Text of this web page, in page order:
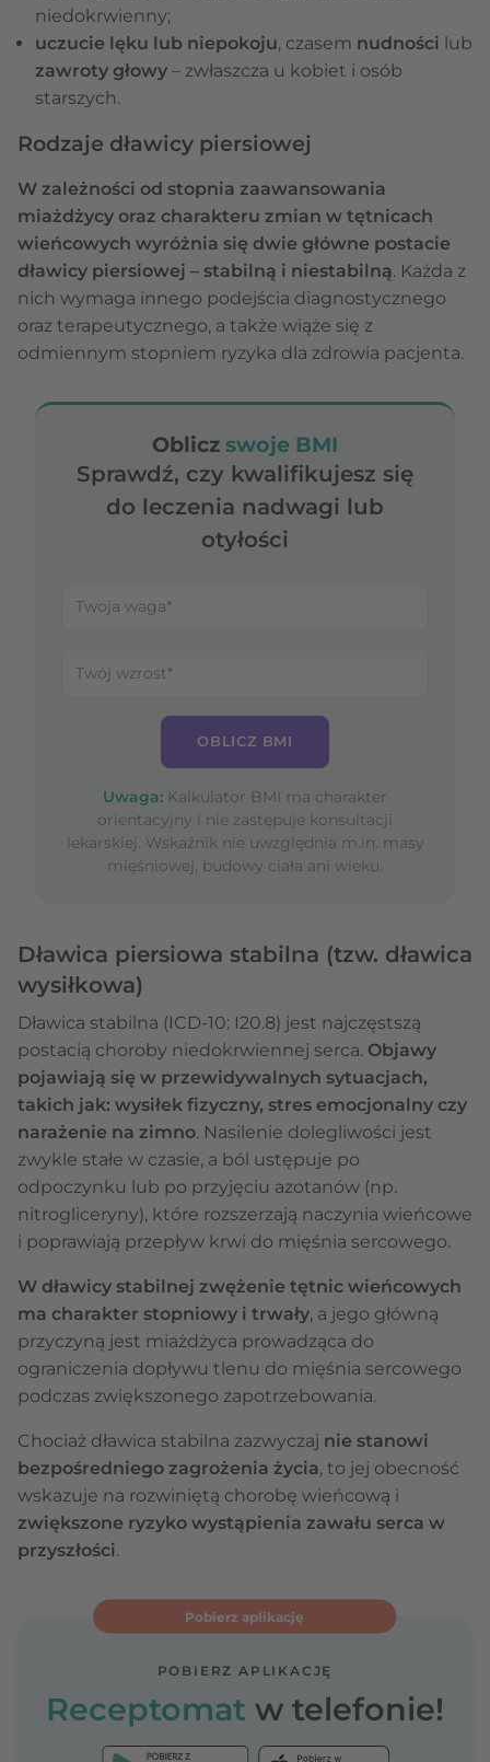
niedokrwienny;
uczucie lęku lub niepokoju, czasem nudności lub
zawroty głowy – zwłaszcza u kobiet i osób
starszych.
Rodzaje dławicy piersiowej
W zależności od stopnia zaawansowania
miażdżycy oraz charakteru zmian w tętnicach
wieńcowych wyróżnia się dwie główne postacie
dławicy piersiowej – stabilną i niestabilną. Każda z
nich wymaga innego podejścia diagnostycznego
oraz terapeutycznego, a także wiąże się z
odmiennym stopniem ryzyka dla zdrowia pacjenta.
Oblicz swoje BMI
Sprawdź, czy kwalifikujesz się
do leczenia nadwagi lub
otyłości
OBLICZ BMI
Uwaga: Kalkulator BMI ma charakter
orientacyjny i nie zastępuje konsultacji
lekarskiej. Wskaźnik nie uwzględnia m.in. masy
mięśniowej, budowy ciała ani wieku.
Dławica piersiowa stabilna (tzw. dławica
wysiłkowa)
Dławica stabilna (ICD-10: I20.8) jest najczęstszą
postacią choroby niedokrwiennej serca. Objawy
pojawiają się w przewidywalnych sytuacjach,
takich jak: wysiłek fizyczny, stres emocjonalny czy
narażenie na zimno. Nasilenie dolegliwości jest
zwykle stałe w czasie, a ból ustępuje po
odpoczynku lub po przyjęciu azotanów (np.
nitrogliceryny), które rozszerzają naczynia wieńcowe
i poprawiają przepływ krwi do mięśnia sercowego.
W dławicy stabilnej zwężenie tętnic wieńcowych
ma charakter stopniowy i trwały, a jego główną
przyczyną jest miażdżyca prowadząca do
ograniczenia dopływu tlenu do mięśnia sercowego
podczas zwiększonego zapotrzebowania.
Chociaż dławica stabilna zazwyczaj nie stanowi
bezpośredniego zagrożenia życia, to jej obecność
wskazuje na rozwiniętą chorobę wieńcową i
zwiększone ryzyko wystąpienia zawału serca w
przyszłości.
Pobierz aplikację
POBIERZ APLIKACJĘ
Receptomat w telefonie!